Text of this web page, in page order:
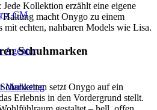
x CM
Agentur
Marketing
Kollektion erzählt eine eigene
Haltung macht Onygo zu einem
mit echten, nahbaren Models wie Lisa.
Schuhmarken
setzt Onygo auf ein
Erlebnis in den Vordergrund stellt.